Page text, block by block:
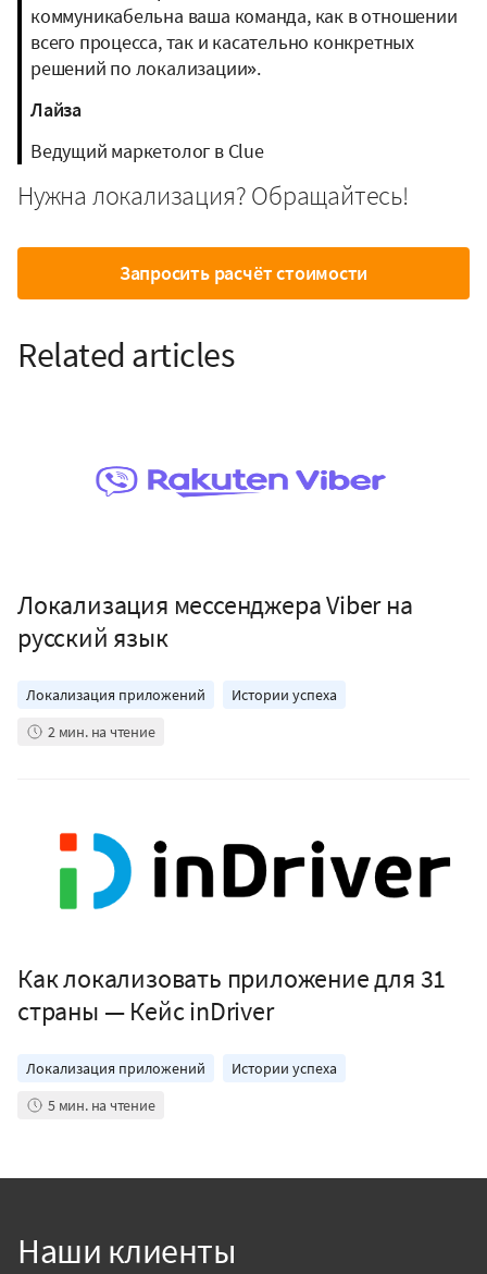
коммуникабельна ваша команда, как в отношении
всего процесса, так и касательно конкретных
решений по локализации».
Лайза
Ведущий маркетолог в Clue
Нужна локализация? Обращайтесь!
Запросить расчёт стоимости
Related articles
Локализация мессенджера Viber на
русский язык
Локализация приложений
Истории успеха
2 мин. на чтение
Как локализовать приложение для 31
страны — Кейс inDriver
Локализация приложений
Истории успеха
5 мин. на чтение
Наши клиенты